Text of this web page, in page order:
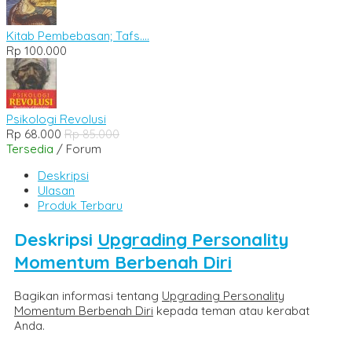
Kitab Pembebasan; Tafs....
Rp 100.000
Psikologi Revolusi
Rp 68.000 Rp 85.000
Tersedia / Forum
Deskripsi
Ulasan
Produk Terbaru
Deskripsi Upgrading Personality
Momentum Berbenah Diri
Bagikan informasi tentang Upgrading Personality
Momentum Berbenah Diri kepada teman atau kerabat
Anda.